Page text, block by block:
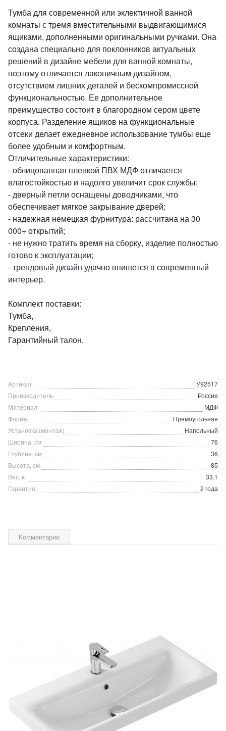
Тумба для современной или эклектичной ванной
комнаты с тремя вместительными выдвигающимися
ящиками, дополненными оригинальными ручками. Она
создана специально для поклонников актуальных
решений в дизайне мебели для ванной комнаты,
поэтому отличается лаконичным дизайном,
отсутствием лишних деталей и бескомпромиссной
функциональностью. Ее дополнительное
преимущество состоит в благородном сером цвете
корпуса. Разделение ящиков на функциональные
отсеки делает ежедневное использование тумбы еще
более удобным и комфортным.
Отличительные характеристики:
- облицованная пленкой ПВХ МДФ отличается
влагостойкостью и надолго увеличит срок службы;
- дверный петли оснащены доводчиками, что
обеспечивает мягкое закрывание дверей;
- надежная немецкая фурнитура: рассчитана на 30
000+ открытий;
- не нужно тратить время на сборку, изделие полностью
готово к эксплуатации;
- трендовый дизайн удачно впишется в современный
интерьер.
Комплект поставки:
Тумба,
Крепления,
Гарантийный талон.
Артикул
У92517
Производитель
Россия
Материал
МДФ
Форма
Прямоугольная
Установка (монтаж)
Напольный
Ширина, см
76
Глубина, см
36
Высота, см
85
Вес, кг
33.1
Гарантия
2 года
Комментарии